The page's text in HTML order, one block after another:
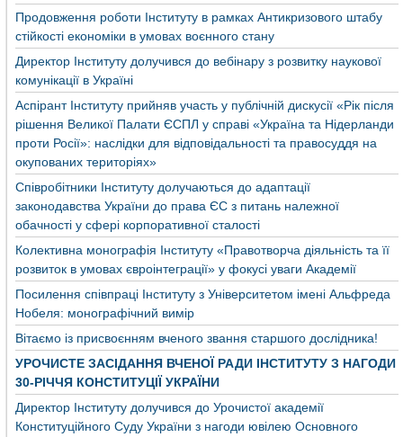
Продовження роботи Інституту в рамках Антикризового штабу
стійкості економіки в умовах воєнного стану
Директор Інституту долучився до вебінару з розвитку наукової
комунікації в Україні
Аспірант Інституту прийняв участь у публічній дискусії «Рік після
рішення Великої Палати ЄСПЛ у справі «Україна та Нідерланди
проти Росії»: наслідки для відповідальності та правосуддя на
окупованих територіях»
Співробітники Інституту долучаються до адаптації
законодавства України до права ЄС з питань належної
обачності у сфері корпоративної сталості
Колективна монографія Інституту «Правотворча діяльність та її
розвиток в умовах євроінтеграції» у фокусі уваги Академії
Посилення співпраці Інституту з Університетом імені Альфреда
Нобеля: монографічний вимір
Вітаємо із присвоєнням вченого звання старшого дослідника!
УРОЧИСТЕ ЗАСІДАННЯ ВЧЕНОЇ РАДИ ІНСТИТУТУ З НАГОДИ
30-РІЧЧЯ КОНСТИТУЦІЇ УКРАЇНИ
Директор Інституту долучився до Урочистої академії
Конституційного Суду України з нагоди ювілею Основного